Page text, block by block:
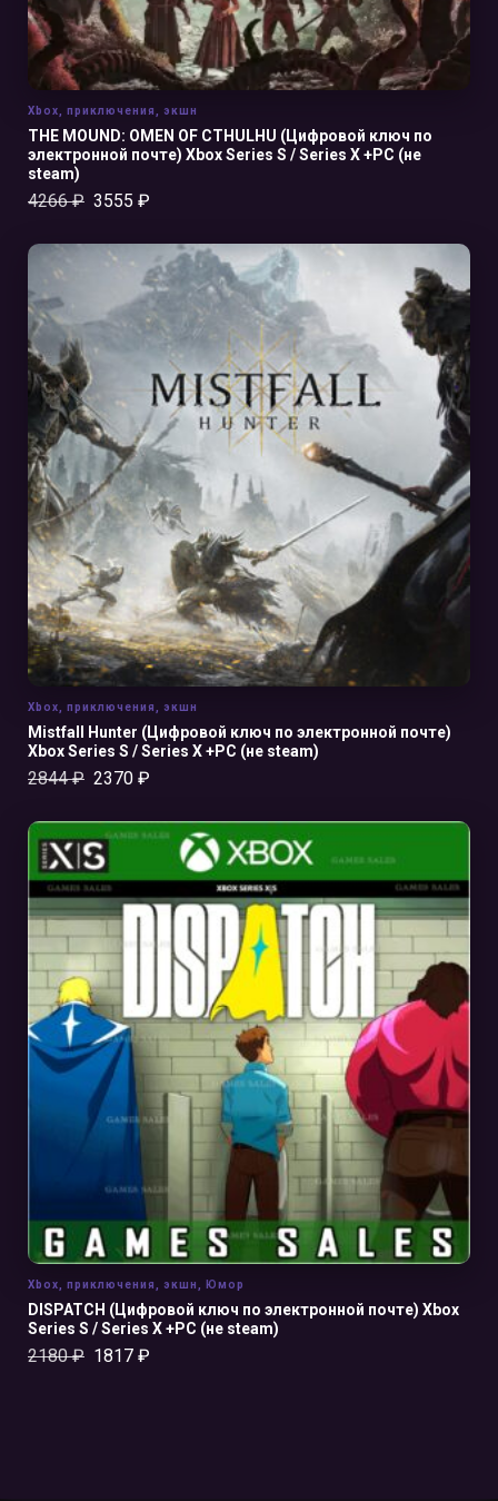
THE MOUND: OMEN OF CTHULHU (Цифровой ключ по
электронной почте) Xbox Series S / Series X +PC (не
steam)
4266₽ 3555 ₽
Xbox приключения экшн
В КОРЗИНУ
Mistfall Hunter (Цифровой ключ по электронной почте)
Xbox Series S / Series X +PC (не steam)
2844₽ 2370 ₽
Xbox приключения экшн
В КОРЗИНУ
DISPATCH (Цифровой ключ по электронной почте) Xbox
Series S / Series X +PC (не steam)
2180₽ 1817 ₽
Xbox приключения экшн Юмор